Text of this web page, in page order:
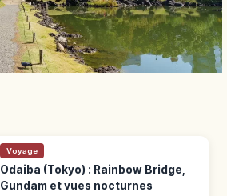
Voyage
Odaiba (Tokyo) : Rainbow Bridge,
Gundam et vues nocturnes